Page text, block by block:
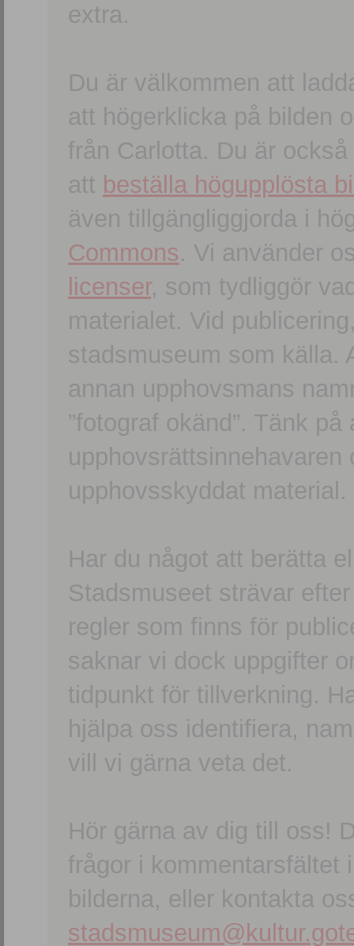
extra.
Du är välkommen att
att högerklicka på bilden
från Carlotta. Du är
att beställa högupplösta
även tillgängliggjorda i
Commons. Vi använder
licenser, som tydliggör
materialet. Vid
stadsmuseum som källa.
annan upphovsmans
”fotograf okänd”. Tänk
upphovsskyddat material.
Har du något att berätta
Stadsmuseet strävar
regler som finns för
saknar vi dock uppgifter
tidpunkt för tillverkning.
hjälpa oss identifiera,
vill vi gärna veta det.
Hör gärna av dig till oss!
frågor i kommentarsfältet
bilderna, eller kontakta